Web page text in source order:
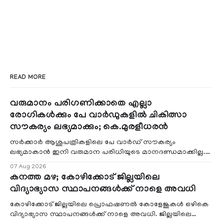
READ MORE
വരുമാനം പരിഗണിക്കാതെ എല്ലാ
രോഗികൾക്കും പേ വാർഡുകളിൽ ചികിത്സാ
സൗകര്യം ലഭ്യമാക്കും; കെ.മുരളീധരൻ
സർക്കാർ ആശുപത്രികളിലെ പേ വാർഡ് സൗകര്യം
ലഭ്യമാകാൻ ഇനി വരുമാന പരിധിയുടെ മാനദണ്ഡമാക്കില്ല.
07 Aug 2026
കനത്ത മഴ; കോഴിക്കോട് ജില്ലയിലെ
വിദ്യാഭ്യാസ സ്ഥാപനങ്ങൾക്ക് നാളെ അവധി
കോഴിക്കോട് ജില്ലയിലെ പ്രൊഫഷണൽ കോളേജുകൾ ഒഴികെ
വിദ്യാഭ്യാസ സ്ഥാപനങ്ങൾക്ക് നാളെ അവധി. ജില്ലയിലെ